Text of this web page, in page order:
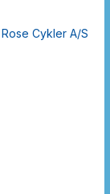
Rose Cykler A/S